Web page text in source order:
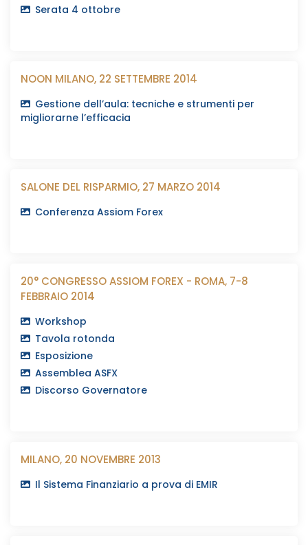
Serata 4 ottobre
NOON MILANO, 22 SETTEMBRE 2014
Gestione dell’aula: tecniche e strumenti per
migliorarne l’efficacia
SALONE DEL RISPARMIO, 27 MARZO 2014
Conferenza Assiom Forex
20° CONGRESSO ASSIOM FOREX - ROMA, 7-8
FEBBRAIO 2014
Workshop
Tavola rotonda
Esposizione
Assemblea ASFX
Discorso Governatore
MILANO, 20 NOVEMBRE 2013
Il Sistema Finanziario a prova di EMIR